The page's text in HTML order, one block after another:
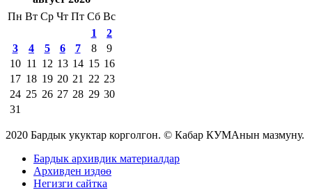
Пн Вт Ср Чт Пт Сб Вс
1
2
3
4 5 6 7 8
9
10 11 12 13 14 15 16
17 18 19 20 21 22 23
24 25 26 27 28 29 30
31
2020 Бардык укуктар корголгон. © Кабар КУМАнын мазмуну.
Бардык архивдик материалдар
Архивден издөө
Негизги сайтка